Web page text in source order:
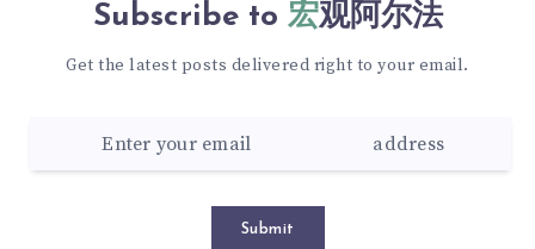
Subscribe to 宏观阿尔法
Get the latest posts delivered right to your email.
Submit